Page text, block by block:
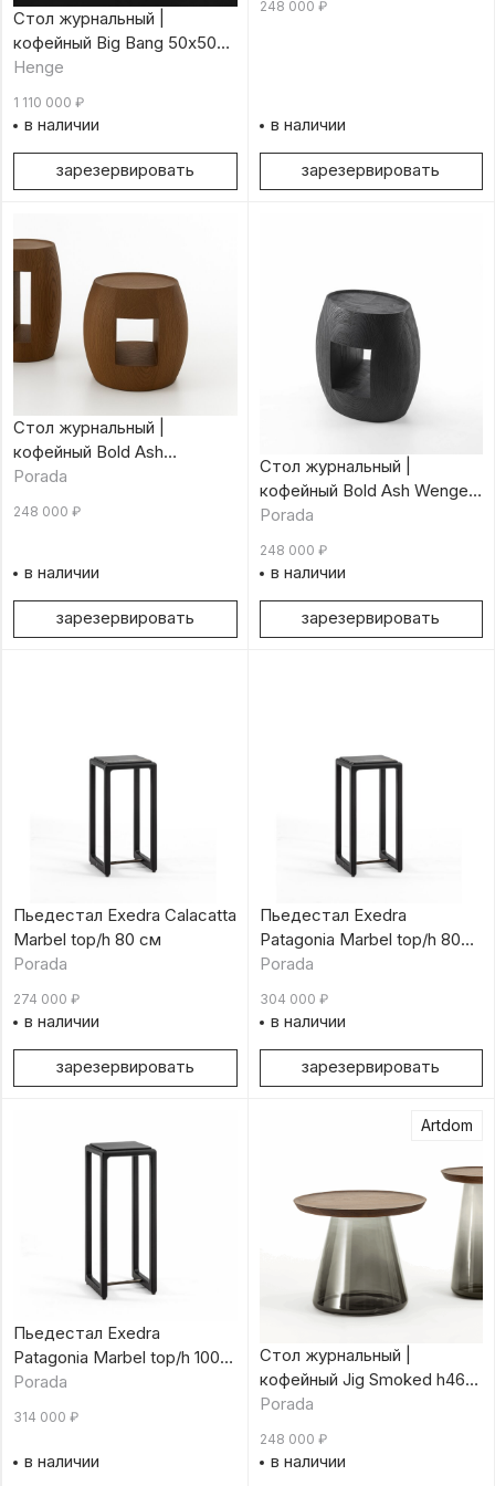
Стол журнальный |
кофейный Big Bang 50х50
см
Henge
1 110 000 ₽
в наличии
зарезервировать
248 000 ₽
в наличии
зарезервировать
Стол журнальный |
кофейный Bold Ash
Canapa/h 47 см
Porada
248 000 ₽
в наличии
зарезервировать
Стол журнальный |
кофейный Bold Ash Wenge/h
47 см
Porada
248 000 ₽
в наличии
зарезервировать
Пьедестал Exedra Calacatta
Marbel top/h 80 см
Porada
274 000 ₽
в наличии
зарезервировать
Пьедестал Exedra
Patagonia Marbel top/h 80
см
Porada
304 000 ₽
в наличии
зарезервировать
Пьедестал Exedra
Patagonia Marbel top/h 100
см
Porada
314 000 ₽
в наличии
Artdom
Стол журнальный |
кофейный Jig Smoked h46
см
Porada
248 000 ₽
в наличии